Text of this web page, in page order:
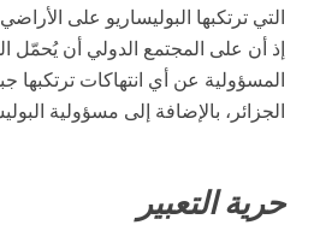
التي ترتكبها البوليساريو على
إذ أن على المجتمع الدولي أن يُحمّل
المسؤولية عن أي انتهاكات ترتكبها
الجزائر، بالإضافة إلى مسؤولية
حرية التعبير